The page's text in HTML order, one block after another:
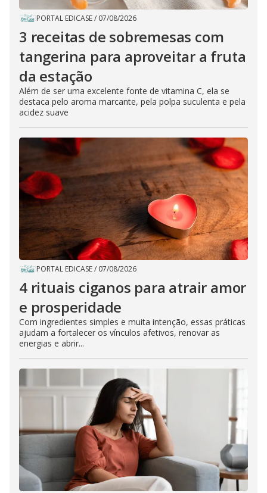
PORTAL EDICASE/ 07/08/2026
3 receitas de sobremesas com
tangerina para aproveitar a fruta
da estação
Além de ser uma excelente fonte de vitamina C, ela se
destaca pelo aroma marcante, pela polpa suculenta e pela
acidez suave
PORTAL EDICASE/ 07/08/2026
4 rituais ciganos para atrair amor
e prosperidade
Com ingredientes simples e muita intenção, essas práticas
ajudam a fortalecer os vínculos afetivos, renovar as
energias e abrir...